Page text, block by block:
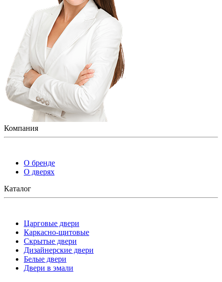
Компания
О бренде
О дверях
Каталог
Царговые двери
Каркасно-щитовые
Скрытые двери
Дизайнерские двери
Белые двери
Двери в эмали